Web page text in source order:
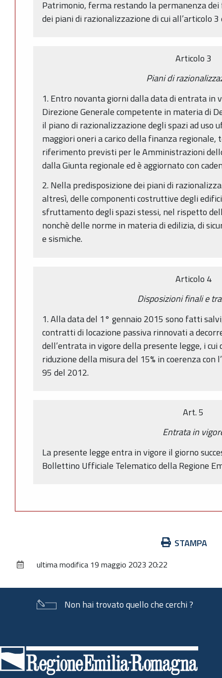
Patrimonio, ferma restando la permanenza
dei piani di razionalizzazione di cui all’articolo
Articolo 3
Piani di
1. Entro novanta giorni dalla data di entrata in
Direzione Generale competente in materia di
il piano di razionalizzazione degli spazi ad uso
maggiori oneri a carico della finanza
riferimento previsti per le Amministrazioni
dalla Giunta regionale ed è aggiornato con
2. Nella predisposizione dei piani di
altresì, delle componenti costruttive degli
sfruttamento degli spazi stessi, nel rispetto
nonchè delle norme in materia di edilizia, di
e sismiche.
Articolo 4
Disposizioni finali e
1. Alla data del 1° gennaio 2015 sono fatti
contratti di locazione passiva rinnovati a
dell’entrata in vigore della presente legge, i cui
riduzione della misura del 15% in coerenza con
95 del 2012.
Art. 5
Entrata in
La presente legge entra in vigore il giorno
Bollettino Ufficiale Telematico della Regione
documento
STAMPA
ultima modifica 19 maggio 2023 20:22
Non hai trovato quello che cerchi ?
di
pagina